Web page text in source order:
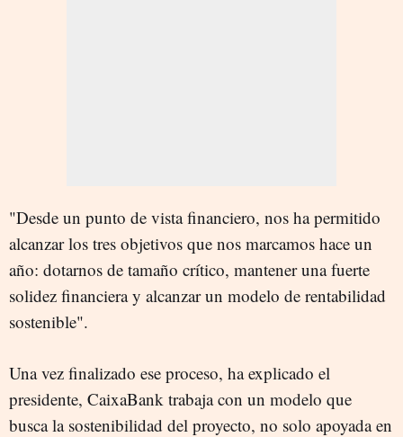
"Desde un punto de vista financiero, nos ha permitido
alcanzar los tres objetivos que nos marcamos hace un
año: dotarnos de tamaño crítico, mantener una fuerte
solidez financiera y alcanzar un modelo de rentabilidad
sostenible".
Una vez finalizado ese proceso, ha explicado el
presidente, CaixaBank trabaja con un modelo que
busca la sostenibilidad del proyecto, no solo apoyada en